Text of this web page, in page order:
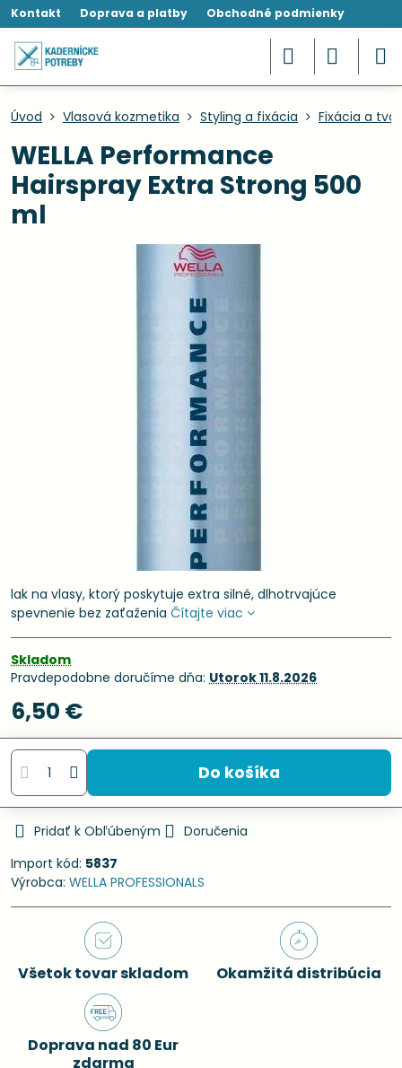
Kontakt Doprava a platby Obchodné podmienky
Úvod Vlasová kozmetika Styling a fixácia Fixácia a
WELLA Performance
Hairspray Extra Strong 500
ml
lak na vlasy, ktorý poskytuje extra silné, dlhotrvajúce
spevnenie bez zaťaženia Čítajte viac
Skladom
Pravdepodobne doručíme dňa: Utorok11.8.2026
6,50 €
Do košíka
Pridať k Obľúbeným
Doručenia
Import kód: 5837
Výrobca: WELLA PROFESSIONALS
Všetok tovar skladom Okamžitá distribúcia
Doprava nad 80 Eur
zdarma